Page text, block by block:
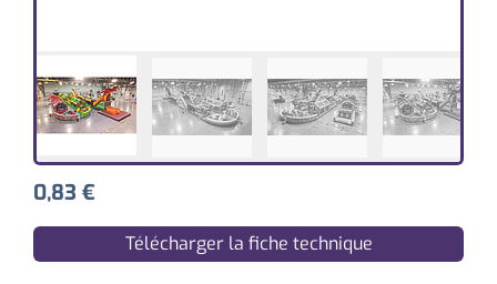
0,83 €
Télécharger la fiche technique